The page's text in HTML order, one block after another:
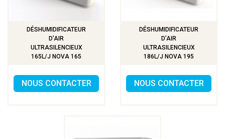
DÉSHUMIDIFICATEUR
D’AIR
ULTRASILENCIEUX
165L/J NOVA 165
NOUS CONTACTER
DÉSHUMIDIFICATEUR
D’AIR
ULTRASILENCIEUX
186L/J NOVA 195
NOUS CONTACTER